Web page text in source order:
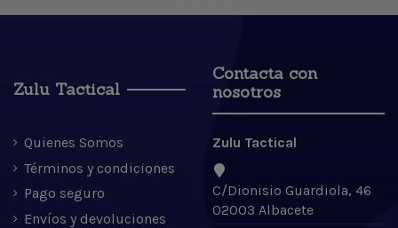
Zulu Tactical
Quienes Somos
Términos y condiciones
Pago seguro
Envíos y devoluciones
Contacta con
nosotros
Zulu Tactical
C/Dionisio Guardiola, 46
02003 Albacete